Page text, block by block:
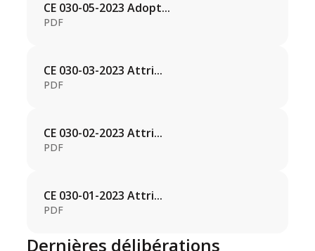
CE 030-05-2023 Adopt...
PDF
CE 030-03-2023 Attri...
PDF
CE 030-02-2023 Attri...
PDF
CE 030-01-2023 Attri...
PDF
Dernières délibérations